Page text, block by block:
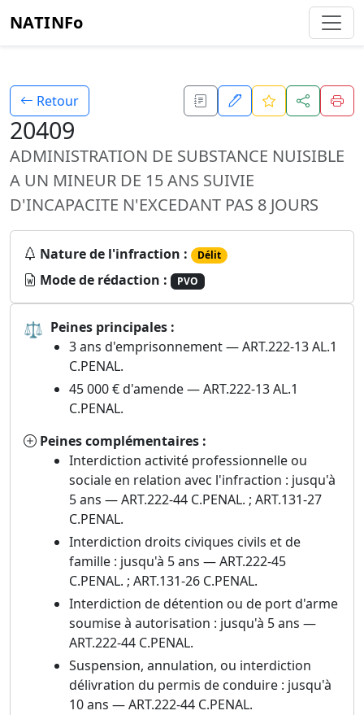
NATINFo
Retour
20409
ADMINISTRATION DE SUBSTANCE NUISIBLE
A UN MINEUR DE 15 ANS SUIVIE
D'INCAPACITE N'EXCEDANT PAS 8 JOURS
Nature de l'infraction : Délit
Mode de rédaction : PVO
⚖ Peines principales :
3 ans d'emprisonnement — ART.222-13 AL.1
C.PENAL.
45 000 € d'amende — ART.222-13 AL.1
C.PENAL.
Peines complémentaires :
Interdiction activité professionnelle ou
sociale en relation avec l'infraction : jusqu'à
5 ans — ART.222-44 C.PENAL. ; ART.131-27
C.PENAL.
Interdiction droits civiques civils et de
famille : jusqu'à 5 ans — ART.222-45
C.PENAL. ; ART.131-26 C.PENAL.
Interdiction de détention ou de port d'arme
soumise à autorisation : jusqu'à 5 ans —
ART.222-44 C.PENAL.
Suspension, annulation, ou interdiction
délivration du permis de conduire : jusqu'à
10 ans — ART.222-44 C.PENAL.